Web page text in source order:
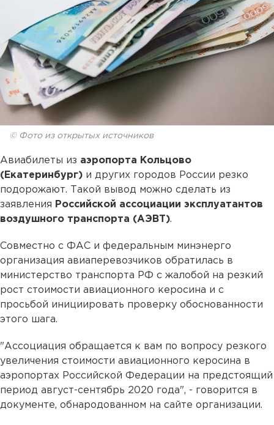
© Фото из открытых источников
Авиабилеты из аэропорта Кольцово
(Екатеринбург) и других городов России резко
подорожают. Такой вывод можно сделать из
заявления Российской ассоциации эксплуатантов
воздушного транспорта (АЭВТ).
Совместно с ФАС и федеральным минэнерго
организация авиаперевозчиков обратилась в
министерство транспорта РФ с жалобой на резкий
рост стоимости авиационного керосина и с
просьбой инициировать проверку обоснованности
этого шага.
"Ассоциация обращается к вам по вопросу резкого
увеличения стоимости авиационного керосина в
аэропортах Российской Федерации на предстоящий
период август-сентябрь 2020 года", - говорится в
документе, обнародованном на сайте организации.